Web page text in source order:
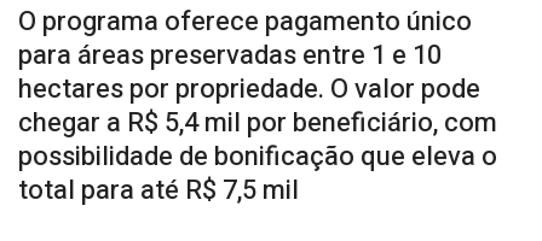
O programa oferece pagamento único
para áreas preservadas entre 1 e 10
hectares por propriedade. O valor pode
chegar a R$ 5,4 mil por beneficiário, com
possibilidade de bonificação que eleva o
total para até R$ 7,5 mil